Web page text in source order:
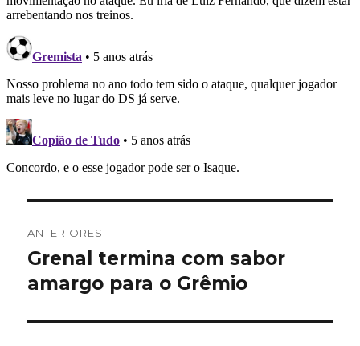
de
Post
ANTERIORES
Post
anterior:
Grenal termina com sabor
amargo para o Grêmio